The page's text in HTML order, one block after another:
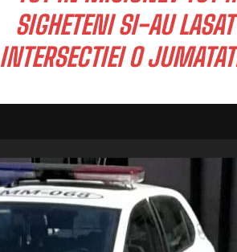
SIGHETENI SI-AU
INTERSECTIEI O